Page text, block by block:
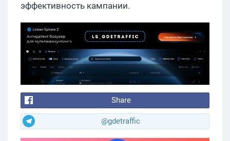
эффективность кампании.
Share
@gdetraffic